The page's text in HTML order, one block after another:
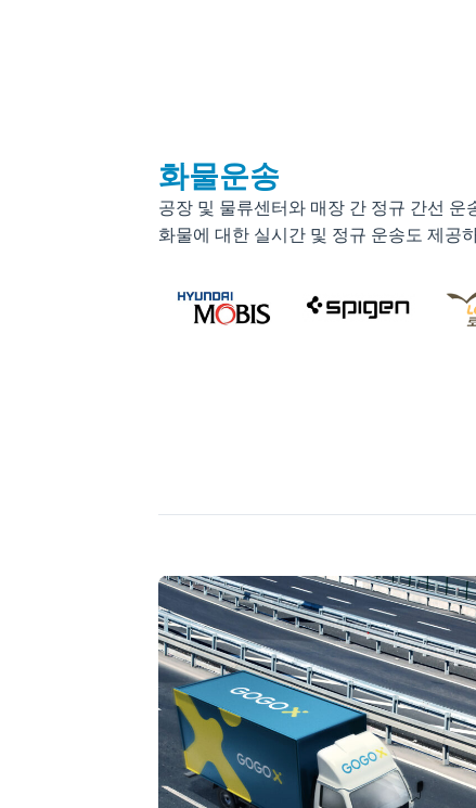
화물운송
공장 및 물류센터와 매장 간 정규 간선
화물에 대한 실시간 및 정규 운송도 제공